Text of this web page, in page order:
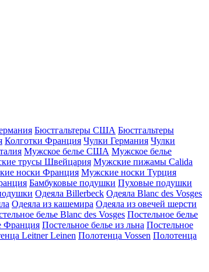
Бюстгальтеры США Бюстгальтеры
Колготки Франция Чулки Германия Чулки
Мужское белье США Мужское белье
трусы Швейцария Мужские пижамы Calida
носки Франция Мужские носки Турция
Бамбуковые подушки Пуховые подушки
Одеяла Billerbeck Одеяла Blanc des Vosges
Одеяла из кашемира Одеяла из овечей шерсти
белье Blanc des Vosges Постельное белье
Франция Постельное белье из льна Постельное
Leitner Leinen Полотенца Vossen Полотенца